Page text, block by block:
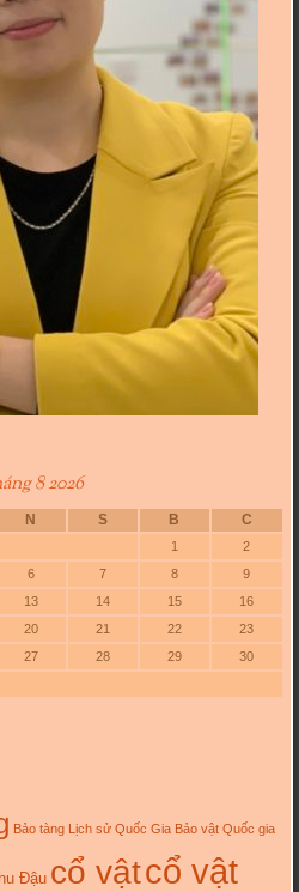
8 2026
N S B C
1
2
6 7 8
9
13 14 15
16
20 21 22
23
27 28 29
30
Bảo tàng Lịch sử Quốc Gia Bảo vật Quốc gia
Đậu cổ vậtcổ vật